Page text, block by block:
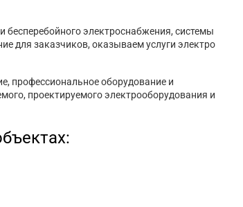
электроснабжения, системы
для заказчиков, оказываем услуги электро
профессиональное оборудование и
проектируемого электрооборудования и